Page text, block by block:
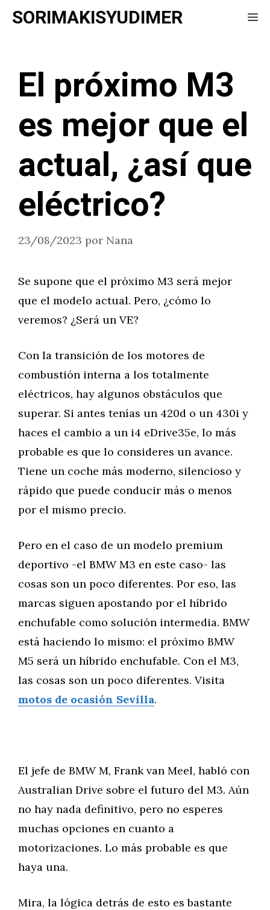
Saltar
SORIMAKISYUDIMER
El próximo M3
es mejor que el
actual, ¿así que
eléctrico?
23/08/2023 por Nana
Se supone que el próximo M3 será mejor
que el modelo actual. Pero, ¿cómo lo
veremos? ¿Será un VE?
Con la transición de los motores de
combustión interna a los totalmente
eléctricos, hay algunos obstáculos que
superar. Si antes tenías un 420d o un 430i y
haces el cambio a un i4 eDrive35e, lo más
probable es que lo consideres un avance.
Tiene un coche más moderno, silencioso y
rápido que puede conducir más o menos
por el mismo precio.
Pero en el caso de un modelo premium
deportivo -el BMW M3 en este caso- las
cosas son un poco diferentes. Por eso, las
marcas siguen apostando por el híbrido
enchufable como solución intermedia. BMW
está haciendo lo mismo: el próximo BMW
M5 será un híbrido enchufable. Con el M3,
las cosas son un poco diferentes. Visita
motos de ocasión Sevilla.
El jefe de BMW M, Frank van Meel, habló con
Australian Drive sobre el futuro del M3. Aún
no hay nada definitivo, pero no esperes
muchas opciones en cuanto a
motorizaciones. Lo más probable es que
haya una.
Mira, la lógica detrás de esto es bastante